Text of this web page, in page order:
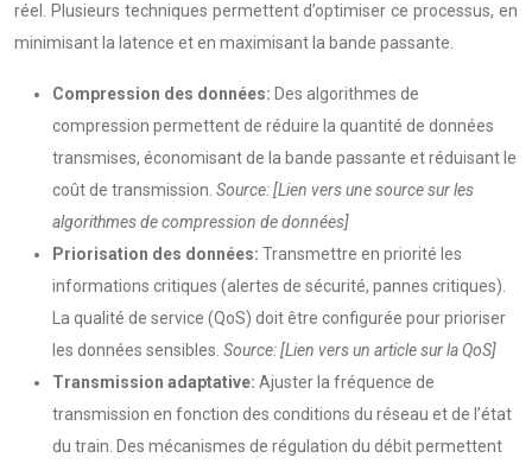
réel. Plusieurs techniques permettent d’optimiser ce processus, en
minimisant la latence et en maximisant la bande passante.
Compression des données: Des algorithmes de
compression permettent de réduire la quantité de données
transmises, économisant de la bande passante et réduisant le
coût de transmission. Source: [Lien vers une source sur les
algorithmes de compression de données]
Priorisation des données: Transmettre en priorité les
informations critiques (alertes de sécurité, pannes critiques).
La qualité de service (QoS) doit être configurée pour prioriser
les données sensibles. Source: [Lien vers un article sur la QoS]
Transmission adaptative: Ajuster la fréquence de
transmission en fonction des conditions du réseau et de l’état
du train. Des mécanismes de régulation du débit permettent